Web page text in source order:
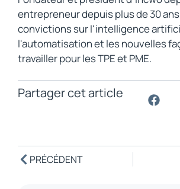
entrepreneur depuis plus de 30
convictions sur l'intelligence
l'automatisation et les nouvelles
travailler pour les TPE et PME.
Partager cet article
PRÉCÉDENT